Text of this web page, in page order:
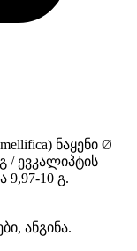
ნაყენი Ø
გ / ევკალიპტის
9,97-10 გ.
ანგინა.